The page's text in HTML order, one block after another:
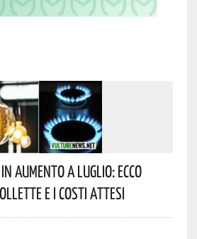
In Aumento A Luglio: Ecco
E I Costi Attesi